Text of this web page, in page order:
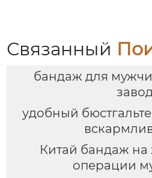
послеродовые
грудного
собраны анти-
обвисание грудного
бюстгальтер
Связанный
бандаж для
завод
удобный
Китай бандаж на
операции